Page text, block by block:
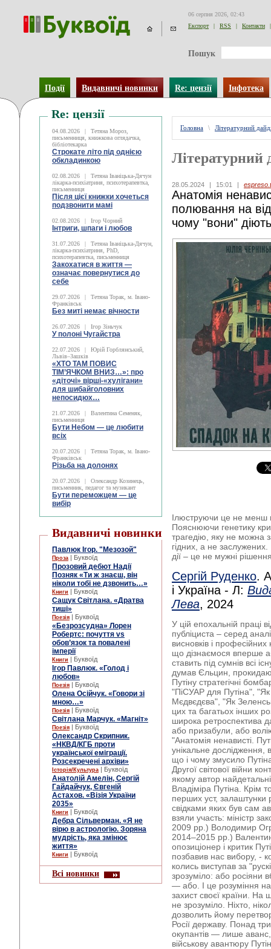
06 серпня 2026, 02:43
Експорт
| RSS | Контакти |
Пошук
Події Видавничі новинки Re: цензії Інфотека
Re: цензії
04.08.2026 |
Тетяна Мороз,
письменниця, книжкова оглядачка,
бібліотекарка
Строкате літо під однією
обкладинкою
02.08.2026 |
Тетяна Іваніцька-Дячун
лікарка-психіатриня, психотерапевтка,
письменниця
Після цієї книжки хочеться
подзвонити мамі
02.08.2026 | Ігор Чорний
Інтриги, шпаги і любов
31.07.2026 |
Тетяна Іваніцька-Дячун,
лікарка-психіатриня, PhD,
психотерапевтка, письменниця
Закохатися в життя —
означає повернутися до
себе
29.07.2026 |
Тетяна Торак, м. Івано-
Франківськ
Без миті немає вічности
26.07.2026 | Ігор Зіньчук
У полоні Чугайстра
22.07.2026 |
Юрій Горблянський,
Львів–Зашків
«ХТО ТАМ ПОВИС
ТІМ’ЯЧКОМ ВНИЗ…»: про
«діточі» вірші-«хулігани»
для шибайголовних
непосидюх…
21.07.2026 |
Валентина Семеняк,
письменниця
Бути Небом ― це любити
всіх
20.07.2026 |
Тетяна Торак, м. Івано-
Франківськ
Різьба на долонях
20.07.2026 |
Олександр Козинець,
письменник, педагог та музикант
Бути переможцем — це
вибір
Видавничі новинки
Павлюк Ігор. "Мезозой"
Проза | Буквоїд
Прозовий дебют Надії
Позняк «Ти ж знаєш, він
ніколи тобі не дзвонить…»
Книги | Буквоїд
Сащук Світлана. «Дратва
тиші»
Поезія | Буквоїд
«Безрозсудна» Лорен
Робертс: почуття vs
обов’язок та повалені
імперії
Книги | Буквоїд
Ігор Павлюк. «Голод і
любов»
Поезія | Буквоїд
Олена Осійчук. «Говори зі
мною…»
Поезія | Буквоїд
Світлана Марчук. «Магніт»
Поезія | Буквоїд
Олександр Скрипник.
«НКВД/КГБ проти
української еміграції.
Розсекречені архіви»
Історія/Культура | Буквоїд
Анатолій Амелін, Сергій
Гайдайчук, Євгеній
Астахов. «Візія України
2035»
Книги | Буквоїд
Дебра Сільверман. «Я не
вірю в астрологію. Зоряна
мудрість, яка змінює
життя»
Книги | Буквоїд
Всі новинки
Головна \ Літературний
Літературний
28.05.2024 | 15:01 |
Анатомія
полювання на
чому "вони"
Ілюструючи це не менш
Пояснюючи генетику
трагедію, яку не можна
гідних, а не
дії – це не мужні
Сергій Руденко.
і Україна - Л:
Лева, 2024
У цій епохальній праці
публіциста – серед
висновків і
що дізнаємося вперше
ставить під сумнів всі
думав Єльцин,
Путіну стратегічні
"ПіСУАР для Путіна", "Як
Мєдвєдєва", "Як
цих та багатьох інших
широка ретроспектива
або призабули, або
"Анатомія ненависті.
унікальне дослідження,
що і чому змусило
Другої світової війни
якому автор
Владіміра Путіна. Крім
перших уст, залаштунки
свідками яких був сам
взяли участь: міністр
2009 рр.) Володимир
2014–2015 рр.)
опозиціонер і критик
позбавив нас вибору, -
колись виступав за
зрозуміло: або росіяни
— або. І це розуміння
захист своєї країни. На
не зрозуміло. Ніхто,
дозволить йому
Росії державу. Понад
окупантів — лише
військову авантюру